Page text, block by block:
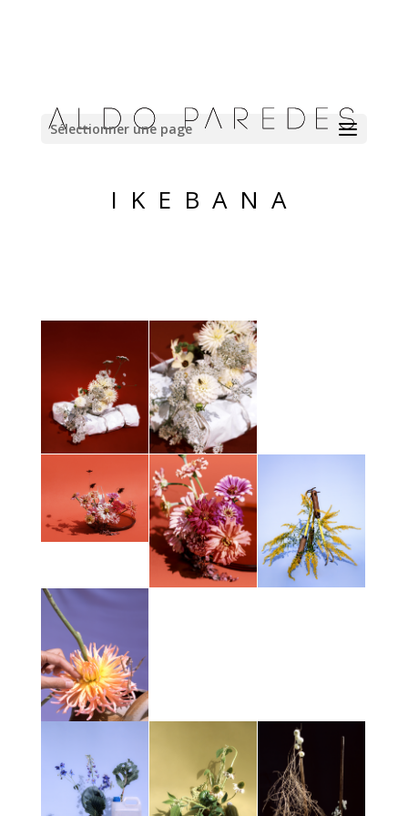
Sélectionner une page
IKEBANA